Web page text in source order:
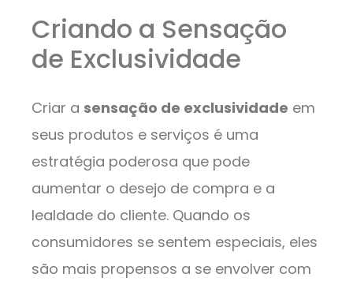
Criando a Sensação
de Exclusividade
Criar a sensação de exclusividade em
seus produtos e serviços é uma
estratégia poderosa que pode
aumentar o desejo de compra e a
lealdade do cliente. Quando os
consumidores se sentem especiais, eles
são mais propensos a se envolver com